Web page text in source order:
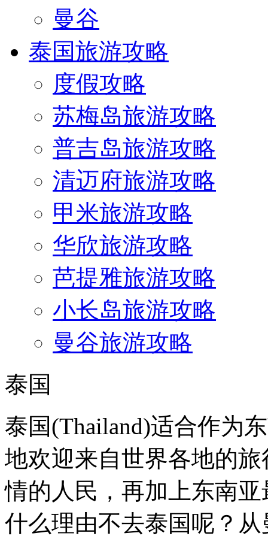
曼谷
泰国旅游攻略
度假攻略
苏梅岛旅游攻略
普吉岛旅游攻略
清迈府旅游攻略
甲米旅游攻略
华欣旅游攻略
芭提雅旅游攻略
小长岛旅游攻略
曼谷旅游攻略
泰国
泰国(Thailand)适合作为
地欢迎来自世界各地的
情的人民，再加上东南
什么理由不去泰国呢？